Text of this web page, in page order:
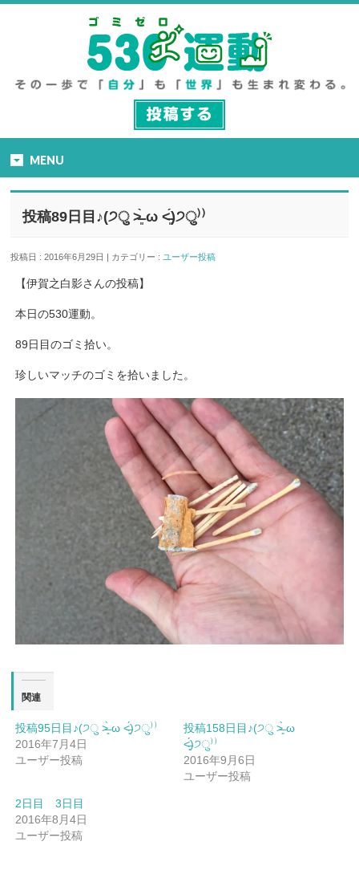
MENU
投稿89日目♪(੭ु ˃̶͈̀ ω ˂̶͈́)੭ु⁾⁾
投稿日 : 2016年6月29日 | カテゴリー :ユーザー投稿
【伊賀之白影さんの投稿】
本日の530運動。
89日目のゴミ拾い。
珍しいマッチのゴミを拾いました。
関連
投稿95日目♪(੭ु ˃̶͈̀ ω ˂̶͈́)੭ु⁾⁾
2016年7月4日
ユーザー投稿
投稿158日目♪(੭ु ˃̶͈̀ ω
˂̶͈́)੭ु⁾⁾
2016年9月6日
ユーザー投稿
2日目 3日目
2016年8月4日
ユーザー投稿